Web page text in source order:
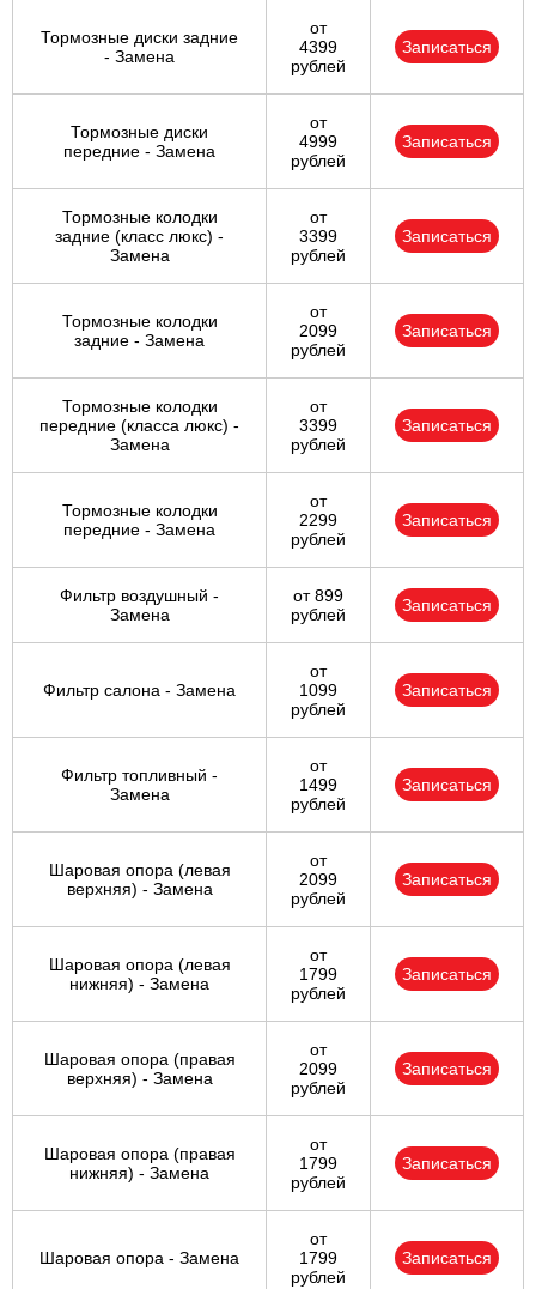
Тормозные диски задние
- Замена
от
4399
рублей
Записаться
Тормозные диски
передние - Замена
от
4999
рублей
Записаться
Тормозные колодки
задние (класс люкс) -
Замена
от
3399
рублей
Записаться
Тормозные колодки
задние - Замена
от
2099
рублей
Записаться
Тормозные колодки
передние (класса люкс) -
Замена
от
3399
рублей
Записаться
Тормозные колодки
передние - Замена
от
2299
рублей
Записаться
Фильтр воздушный -
Замена
от 899
рублей
Записаться
Фильтр салона - Замена
от
1099
рублей
Записаться
Фильтр топливный -
Замена
от
1499
рублей
Записаться
Шаровая опора (левая
верхняя) - Замена
от
2099
рублей
Записаться
Шаровая опора (левая
нижняя) - Замена
от
1799
рублей
Записаться
Шаровая опора (правая
верхняя) - Замена
от
2099
рублей
Записаться
Шаровая опора (правая
нижняя) - Замена
от
1799
рублей
Записаться
Шаровая опора - Замена
от
1799
рублей
Записаться